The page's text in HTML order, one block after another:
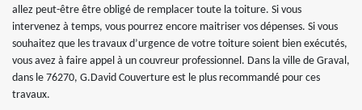
allez peut-être être obligé de remplacer toute la toiture. Si vous
intervenez à temps, vous pourrez encore maitriser vos dépenses. Si vous
souhaitez que les travaux d’urgence de votre toiture soient bien exécutés,
vous avez à faire appel à un couvreur professionnel. Dans la ville de Graval,
dans le 76270, G.David Couverture est le plus recommandé pour ces
travaux.